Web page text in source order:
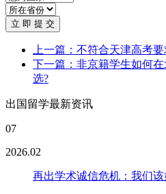
立 即 提 交
上一篇：不符合天津高考
下一篇：非京籍学生如何
选?
出国留学最新资讯
07
2026.02
再出学术诚信危机：我们